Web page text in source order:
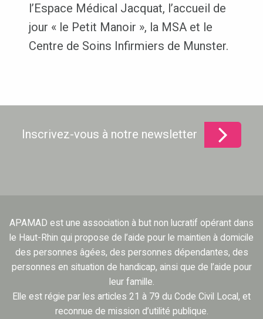
l’Espace Médical Jacquat, l’accueil de
jour « le Petit Manoir », la MSA et le
Centre de Soins Infirmiers de Munster.
Inscrivez-vous à notre newsletter
APAMAD est une association à but non lucratif opérant dans
le Haut-Rhin qui propose de l’aide pour le maintien à domicile
des personnes âgées, des personnes dépendantes, des
personnes en situation de handicap, ainsi que de l’aide pour
leur famille.
Elle est régie par les articles 21 à 79 du Code Civil Local, et
reconnue de mission d’utilité publique.